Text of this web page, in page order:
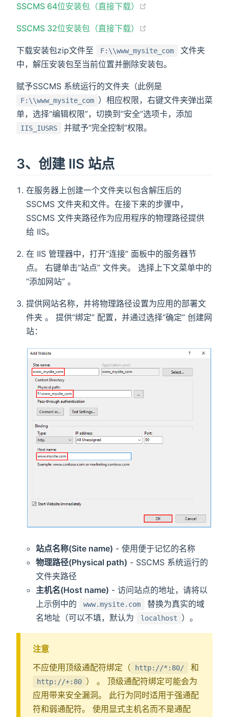
SSCMS 64位安装包（直接下载）
SSCMS 32位安装包（直接下载）
下载安装包zip文件至 F:\\www_mysite_com
文件夹
中，解压安装包至当前位置并删除安装包。
赋予SSCMS 系统运行的文件夹（此例是
F:\\www_mysite_com ）相应权限，右键文件夹弹出菜
单，选择“编辑权限”，切换到“安全”选项卡，添加
IIS_IUSRS 并赋予“完全控制”权限。
3、创建 IIS 站点
在服务器上创建一个文件夹以包含解压后的
SSCMS 文件夹和文件。在接下来的步骤中，
SSCMS 文件夹路径作为应用程序的物理路径提供
给 IIS。
在 IIS 管理器中，打开“连接” 面板中的服务器节
点。 右键单击“站点” 文件夹。 选择上下文菜单中的
“添加网站” 。
提供网站名称，并将物理路径设置为应用的部署文
件夹 。 提供“绑定” 配置，并通过选择“确定” 创建网
站：
站点名称(Site name) - 使用便于记忆的名称
物理路径(Physical path) - SSCMS 系统运行的
文件夹路径
主机名(Host name) - 访问站点的地址，请将以
上示例中的
www.mysite.com
替换为真实的域
名地址（可以不填，默认为
localhost ）。
注意
不应使用顶级通配符绑定（
http://*:80/ 和
http://+:80 ） 。 顶级通配符绑定可能会为
应用带来安全漏洞。 此行为同时适用于强通配
符和弱通配符。 使用显式主机名而不是通配